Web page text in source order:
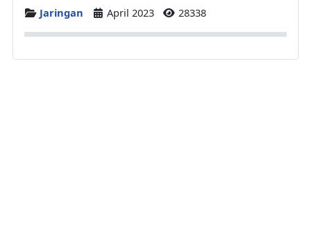
DetailsJaringan April 2023 28338